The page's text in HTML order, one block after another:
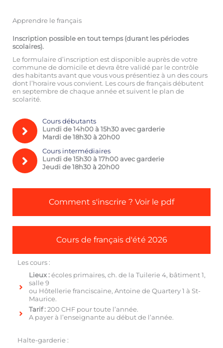
Apprendre le français
Inscription possible en tout temps (durant les périodes
scolaires).
Le formulaire d’inscription est disponible auprès de votre
commune de domicile et devra être validé par le contrôle
des habitants avant que vous vous présentiez à un des cours
dont l’horaire vous convient. Les cours de français débutent
en septembre de chaque année et suivent le plan de
scolarité.
Cours débutants
Lundi de 14h00 à 15h30 avec garderie
Mardi de 18h30 à 20h00
Cours intermédiaires
Lundi de 15h30 à 17h00 avec garderie
Jeudi de 18h30 à 20h00
Comment s'inscrire ? Voir le pdf
Cours de français d'été 2026
Les cours :
Lieux :écoles primaires, ch. de la Tuilerie 4, bâtiment 1,
salle 9
ou Hôtellerie franciscaine, Antoine de Quartery 1 à St-
Maurice.
Tarif :200 CHF pour toute l’année.
A payer à l’enseignante au début de l’année.
Halte-garderie :